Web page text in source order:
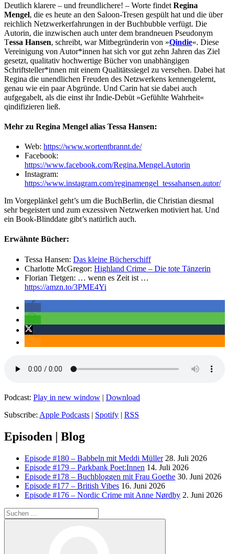
Deutlich klarere – und freundlichere! – Worte findet Regina
Mengel, die es heute an den Saloon-Tresen gespült hat und die über
reichlich Netzwerkerfahrungen in der Buchbubble verfügt. Die
Autorin, die inzwischen auch unter dem brandneuen Pseudonym
Tessa Hansen, schreibt, war Mitbegründerin von »Qindie«. Diese
Vereinigung von Autor*innen hat sich vor gut zehn Jahren das Ziel
gesetzt, qualitativ hochwertige Bücher von unabhängigen
Schriftsteller*innen mit einem Qualitätssiegel zu versehen. Dabei hat
Regina die unendlichen Freuden des Netzwerkens kennengelernt,
genau wie ein paar Abgründe. Und Carin hat sie dabei auch
aufgegabelt, als die einst ihr Indie-Debüt »Gefühlte Wahrheit«
qindifizieren ließ.
Mehr zu Regina Mengel alias Tessa Hansen:
Web: https://www.wortentbrannt.de/
Facebook:
https://www.facebook.com/Regina.Mengel.Autorin
Instagram:
https://www.instagram.com/reginamengel_tessahansen.autor/
Im Vorgeplänkel geht’s um die BuchBerlin, die Christian diesmal
sehr begeistert und zum exzessiven Netzwerken motiviert hat. Und
ein Book-Blinddate gibt’s natürlich auch.
Erwähnte Bücher:
Tessa Hansen: Das kleine Bücherschiff
Charlotte McGregor: Highland Crime – Die tote Tänzerin
Florian Tietgen: … wenn es Zeit ist …
https://amzn.to/3PME4Yi
Podcast: Play in new window | Download
Subscribe: Apple Podcasts | Spotify | RSS
Episoden | Blog
Episode #180 – Babbeln mit Meddi Müller 28. Juli 2026
Episode #179 – Parkbank Poet:Innen 14. Juli 2026
Episode #178 – Buchbloggen mit Frau Goethe 30. Juni 2026
Episode #177 – British Vibes 16. Juni 2026
Episode #176 – Nordic Crime mit Anne Nørdby 2. Juni 2026
Suchen
nach: